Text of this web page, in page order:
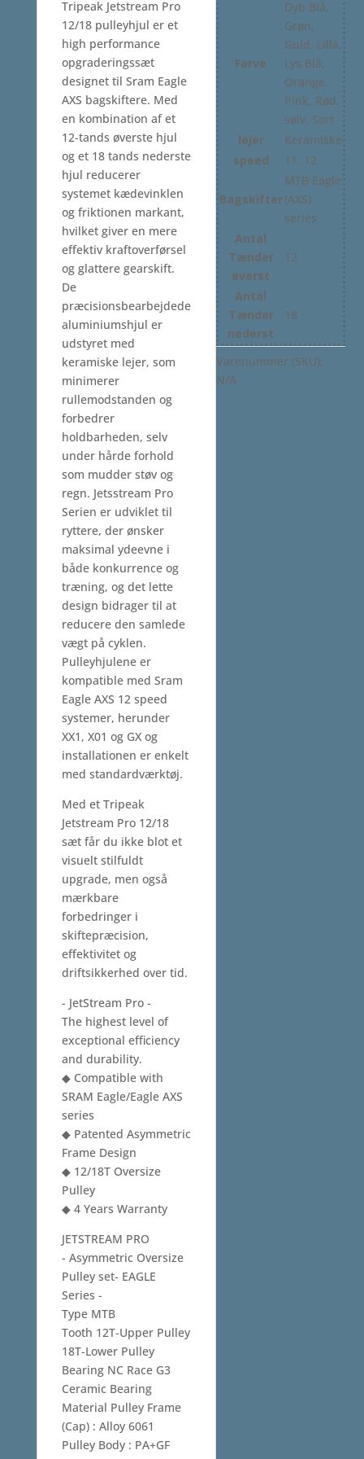
Tripeak Jetstream Pro
12/18 pulleyhjul er et
high performance
opgraderingssæt
designet til Sram Eagle
AXS bagskiftere. Med
en kombination af et
12-tands øverste hjul
og et 18 tands nederste
hjul reducerer
systemet kædevinklen
og friktionen markant,
hvilket giver en mere
effektiv kraftoverførsel
og glattere gearskift.
De
præcisionsbearbejdede
aluminiumshjul er
udstyret med
keramiske lejer, som
minimerer
rullemodstanden og
forbedrer
holdbarheden, selv
under hårde forhold
som mudder støv og
regn. Jetsstream Pro
Serien er udviklet til
ryttere, der ønsker
maksimal ydeevne i
både konkurrence og
træning, og det lette
design bidrager til at
reducere den samlede
vægt på cyklen.
Pulleyhjulene er
kompatible med Sram
Eagle AXS 12 speed
systemer, herunder
XX1, X01 og GX og
installationen er enkelt
med standardværktøj.
Med et Tripeak
Jetstream Pro 12/18
sæt får du ikke blot et
visuelt stilfuldt
upgrade, men også
mærkbare
forbedringer i
skiftepræcision,
effektivitet og
driftsikkerhed over tid.
- JetStream Pro -
The highest level of
exceptional efficiency
and durability.
◆ Compatible with
SRAM Eagle/Eagle AXS
series
◆ Patented Asymmetric
Frame Design
◆ 12/18T Oversize
Pulley
◆ 4 Years Warranty
JETSTREAM PRO
- Asymmetric Oversize
Pulley set- EAGLE
Series -
Type MTB
Tooth 12T-Upper Pulley
18T-Lower Pulley
Bearing NC Race G3
Ceramic Bearing
Material Pulley Frame
(Cap) : Alloy 6061
Pulley Body : PA+GF
Farve
Dyb Blå,
Grøn,
Guld, Lilla,
Lys Blå,
Orange,
Pink, Rød,
sølv, Sort
lejer
Keramiske
speed
11, 12
Bagskifter
MTB Eagle
(AXS)
series
Antal
Tænder
øverst
12
Antal
Tænder
nederst
18
Varenummer (SKU):
N/A